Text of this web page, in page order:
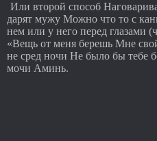
Или второй способ
дарят мужу Можно что то с
нем или у него перед глазами
«Вещь от меня берешь Мне
не сред ночи Не было бы тебе
мочи Аминь.